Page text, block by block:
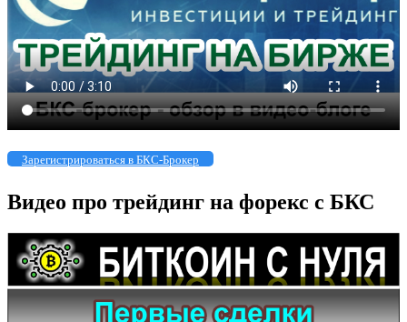
Зарегистрироваться в БКС-Брокер
Видео про трейдинг на форекс с БКС